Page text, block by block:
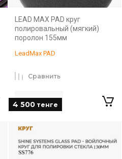
LEAD MAX PAD круг
полировальный (мягкий)
поролон 155мм
LeadMax PAD
4 500 тенге
Сравнить